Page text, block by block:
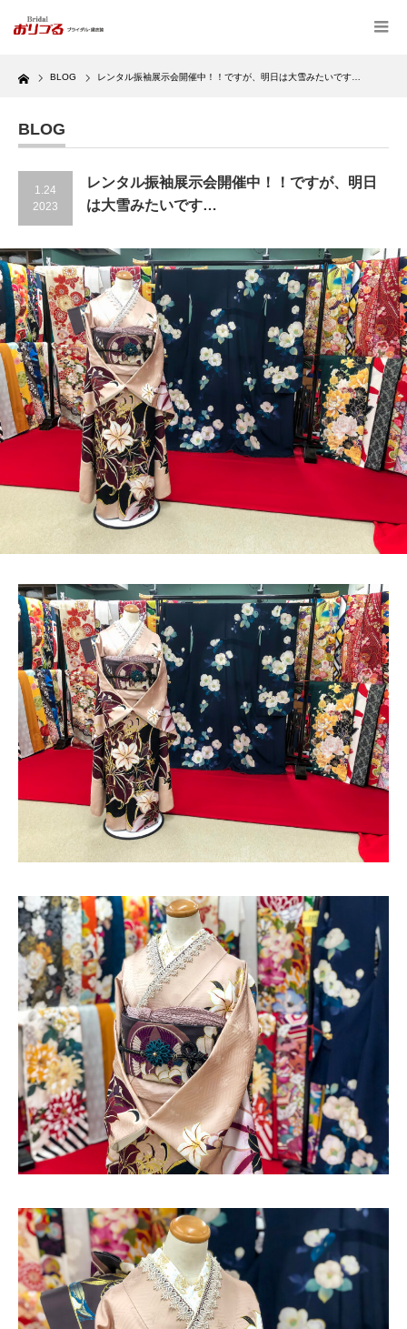
Home BLOG レンタル振袖展示会開催中！！ですが、明日は大雪みたいです…
BLOG
1.24
2023
レンタル振袖展示会開催中！！ですが、明日
は大雪みたいです…